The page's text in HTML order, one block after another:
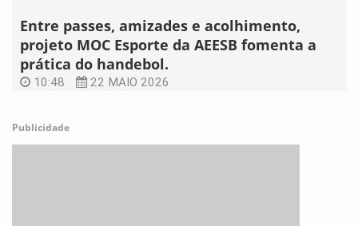
Entre passes, amizades e acolhimento,
projeto MOC Esporte da AEESB fomenta a
prática do handebol.
10:48 22 MAIO 2026
Publicidade